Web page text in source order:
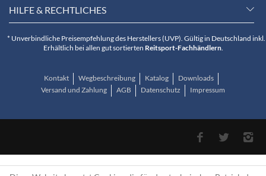
HILFE & RECHTLICHES
* Unverbindliche Preisempfehlung des Herstellers (UVP). Gültig in Deutschland
Erhältlich bei allen gut sortierten Reitsport-Fachhändlern.
Kontakt Wegbeschreibung Katalog
Downloads
Versand und Zahlung
AGB Datenschutz Impressum